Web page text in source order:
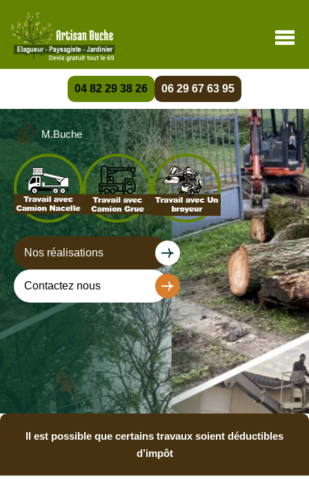
04 82 29 38 26 06 29 67 63 95
M.Buche
Nos réalisations
Contactez nous
Il est possible que certains travaux soient déductibles
d’impôt